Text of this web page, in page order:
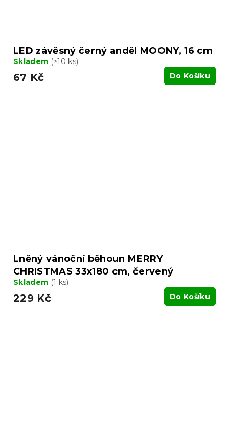
LED závěsný černý anděl MOONY, 16 cm
Skladem (>10 ks)
67 Kč Do Košíku
Lněný vánoční běhoun MERRY
CHRISTMAS 33x180 cm, červený
Skladem (1 ks)
229 Kč Do Košíku